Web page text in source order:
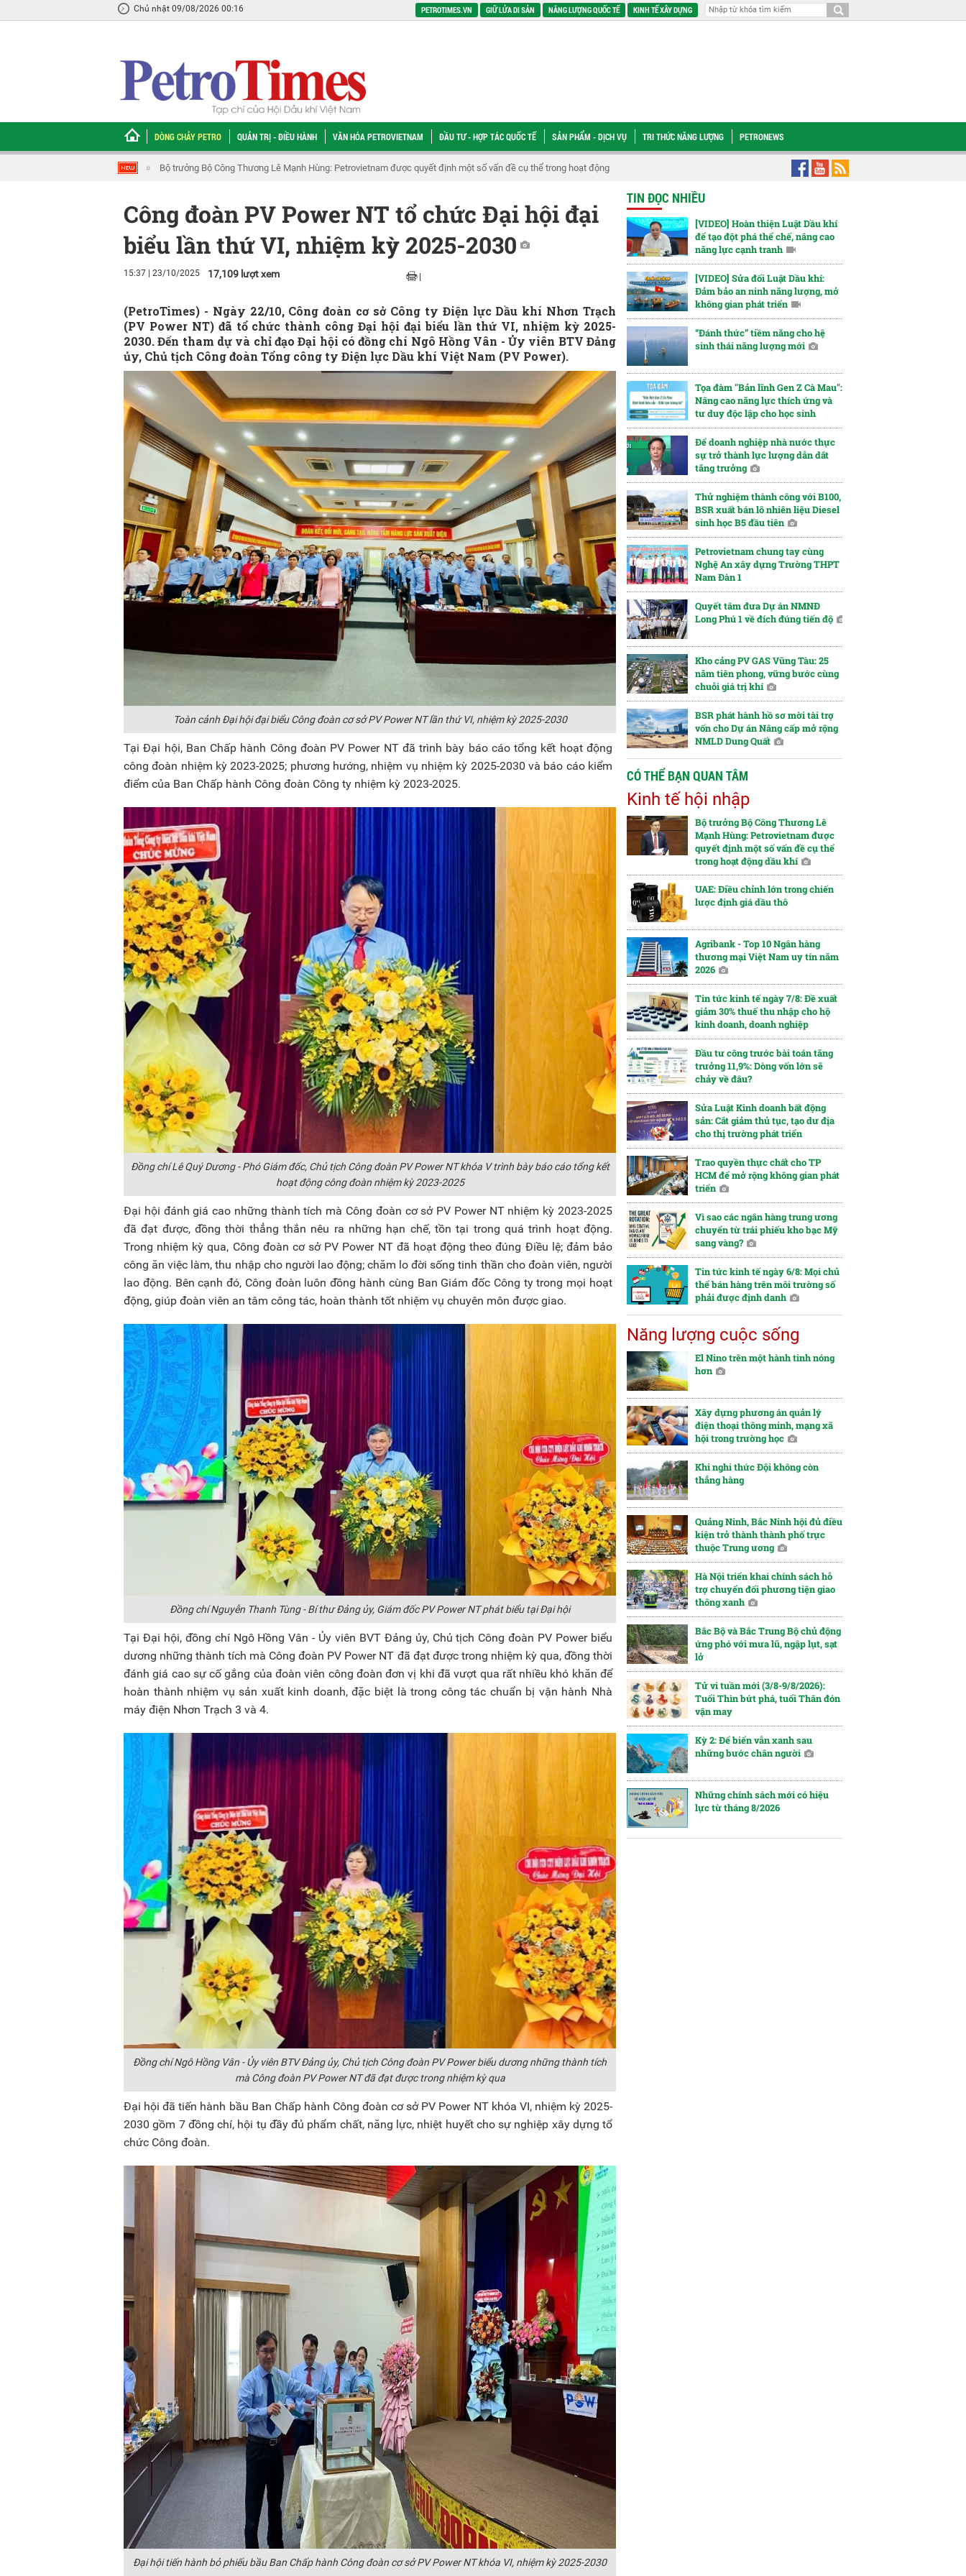
Chủ nhật 09/08/2026 00:16 PETROTIMES.VN GIỮ LỬA DI SẢN NĂNG LƯỢNG QUỐC TẾ KINH TẾ XÂY DỰNG
DÒNG CHẢY PETRO QUẢN TRỊ - ĐIỀU HÀNH VĂN HÓA PETROVIETNAM ĐẦU TƯ - HỢP TÁC QUỐC TẾ SẢN PHẨM - DỊCH VỤ TRI THỨC NĂNG LƯỢNG PETRONEWS
ĐBQH Đào Chí Nghĩa: Tiếp tục hoàn thiện các quy định về chuyển tiếp, bảo đảm tính liên tục của các dự án dầu khí [VIDEO] Petrovietnam sẻ chia cùng nạn nhân chất độc da cam
Công đoàn PV Power NT tổ chức Đại hội đại
biểu lần thứ VI, nhiệm kỳ 2025-2030
15:37 | 23/10/2025 17,109 lượt xem |
(PetroTimes) - Ngày 22/10, Công đoàn cơ sở Công ty Điện lực Dầu khí Nhơn Trạch
(PV Power NT) đã tổ chức thành công Đại hội đại biểu lần thứ VI, nhiệm kỳ 2025-
2030. Đến tham dự và chỉ đạo Đại hội có đồng chí Ngô Hồng Vân - Ủy viên BTV Đảng
ủy, Chủ tịch Công đoàn Tổng công ty Điện lực Dầu khí Việt Nam (PV Power).
Toàn cảnh Đại hội đại biểu Công đoàn cơ sở PV Power NT lần thứ VI, nhiệm kỳ 2025-2030
Tại Đại hội, Ban Chấp hành Công đoàn PV Power NT đã trình bày báo cáo tổng kết hoạt động
công đoàn nhiệm kỳ 2023-2025; phương hướng, nhiệm vụ nhiệm kỳ 2025-2030 và báo cáo kiểm
điểm của Ban Chấp hành Công đoàn Công ty nhiệm kỳ 2023-2025.
Đồng chí Lê Quý Dương - Phó Giám đốc, Chủ tịch Công đoàn PV Power NT khóa V trình bày báo cáo tổng kết
hoạt động công đoàn nhiệm kỳ 2023-2025
Đại hội đánh giá cao những thành tích mà Công đoàn cơ sở PV Power NT nhiệm kỳ 2023-2025
đã đạt được, đồng thời thẳng thắn nêu ra những hạn chế, tồn tại trong quá trình hoạt động.
Trong nhiệm kỳ qua, Công đoàn cơ sở PV Power NT đã hoạt động theo đúng Điều lệ; đảm bảo
công ăn việc làm, thu nhập cho người lao động; chăm lo đời sống tinh thần cho đoàn viên, người
lao động. Bên cạnh đó, Công đoàn luôn đồng hành cùng Ban Giám đốc Công ty trong mọi hoạt
động, giúp đoàn viên an tâm công tác, hoàn thành tốt nhiệm vụ chuyên môn được giao.
Đồng chí Nguyễn Thanh Tùng - Bí thư Đảng ủy, Giám đốc PV Power NT phát biểu tại Đại hội
Tại Đại hội, đồng chí Ngô Hồng Vân - Ủy viên BVT Đảng ủy, Chủ tịch Công đoàn PV Power biểu
dương những thành tích mà Công đoàn PV Power NT đã đạt được trong nhiệm kỳ qua, đồng thời
đánh giá cao sự cố gắng của đoàn viên công đoàn đơn vị khi đã vượt qua rất nhiều khó khăn để
hoàn thành nhiệm vụ sản xuất kinh doanh, đặc biệt là trong công tác chuẩn bị vận hành Nhà
máy điện Nhơn Trạch 3 và 4.
Đồng chí Ngô Hồng Vân - Ủy viên BTV Đảng ủy, Chủ tịch Công đoàn PV Power biểu dương những thành tích
mà Công đoàn PV Power NT đã đạt được trong nhiệm kỳ qua
Đại hội đã tiến hành bầu Ban Chấp hành Công đoàn cơ sở PV Power NT khóa VI, nhiệm kỳ 2025-
2030 gồm 7 đồng chí, hội tụ đầy đủ phẩm chất, năng lực, nhiệt huyết cho sự nghiệp xây dựng tổ
chức Công đoàn.
Đại hội tiến hành bỏ phiếu bầu Ban Chấp hành Công đoàn cơ sở PV Power NT khóa VI, nhiệm kỳ 2025-2030
TIN ĐỌC NHIỀU
[VIDEO] Hoàn thiện Luật Dầu khí
để tạo đột phá thể chế, nâng cao
năng lực cạnh tranh
[VIDEO] Sửa đổi Luật Dầu khí:
Đảm bảo an ninh năng lượng, mở
không gian phát triển
“Đánh thức” tiềm năng cho hệ
sinh thái năng lượng mới
Tọa đàm "Bản lĩnh Gen Z Cà Mau":
Nâng cao năng lực thích ứng và
tư duy độc lập cho học sinh
Để doanh nghiệp nhà nước thực
sự trở thành lực lượng dẫn dắt
tăng trưởng
Thử nghiệm thành công với B100,
BSR xuất bán lô nhiên liệu Diesel
sinh học B5 đầu tiên
Petrovietnam chung tay cùng
Nghệ An xây dựng Trường THPT
Nam Đàn 1
Quyết tâm đưa Dự án NMNĐ
Long Phú 1 về đích đúng tiến độ
Kho cảng PV GAS Vũng Tàu: 25
năm tiên phong, vững bước cùng
chuỗi giá trị khí
BSR phát hành hồ sơ mời tài trợ
vốn cho Dự án Nâng cấp mở rộng
NMLD Dung Quất
CÓ THỂ BẠN QUAN TÂM
Kinh tế hội nhập
Bộ trưởng Bộ Công Thương Lê
Mạnh Hùng: Petrovietnam được
quyết định một số vấn đề cụ thể
trong hoạt động dầu khí
UAE: Điều chỉnh lớn trong chiến
lược định giá dầu thô
Agribank - Top 10 Ngân hàng
thương mại Việt Nam uy tín năm
2026
Tin tức kinh tế ngày 7/8: Đề xuất
giảm 30% thuế thu nhập cho hộ
kinh doanh, doanh nghiệp
Đầu tư công trước bài toán tăng
trưởng 11,9%: Dòng vốn lớn sẽ
chảy về đâu?
Sửa Luật Kinh doanh bất động
sản: Cắt giảm thủ tục, tạo dư địa
cho thị trường phát triển
Trao quyền thực chất cho TP
HCM để mở rộng không gian phát
triển
Vì sao các ngân hàng trung ương
chuyển từ trái phiếu kho bạc Mỹ
sang vàng?
Tin tức kinh tế ngày 6/8: Mọi chủ
thể bán hàng trên môi trường số
phải được định danh
Năng lượng cuộc sống
El Nino trên một hành tinh nóng
hơn
Xây dựng phương án quản lý
điện thoại thông minh, mạng xã
hội trong trường học
Khi nghi thức Đội không còn
thẳng hàng
Quảng Ninh, Bắc Ninh hội đủ điều
kiện trở thành thành phố trực
thuộc Trung ương
Hà Nội triển khai chính sách hỗ
trợ chuyển đổi phương tiện giao
thông xanh
Bắc Bộ và Bắc Trung Bộ chủ động
ứng phó với mưa lũ, ngập lụt, sạt
lở
Tử vi tuần mới (3/8-9/8/2026):
Tuổi Thìn bứt phá, tuổi Thân đón
vận may
Kỳ 2: Để biển vẫn xanh sau
những bước chân người
Những chính sách mới có hiệu
lực từ tháng 8/2026